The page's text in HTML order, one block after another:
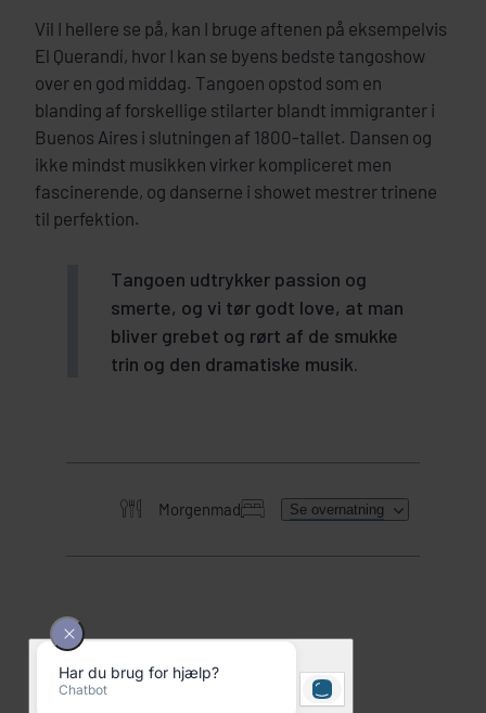
Vil I hellere se på, kan I bruge aftenen på eksempelvis
El Querandí, hvor I kan se byens bedste tangoshow
over en god middag. Tangoen opstod som en
blanding af forskellige stilarter blandt immigranter i
Buenos Aires i slutningen af 1800-tallet. Dansen og
ikke mindst musikken virker kompliceret men
fascinerende, og danserne i showet mestrer trinene
til perfektion.
Tangoen udtrykker passion og
smerte, og vi tør godt love, at man
bliver grebet og rørt af de smukke
trin og den dramatiske musik.
Morgenmad Se overnatning